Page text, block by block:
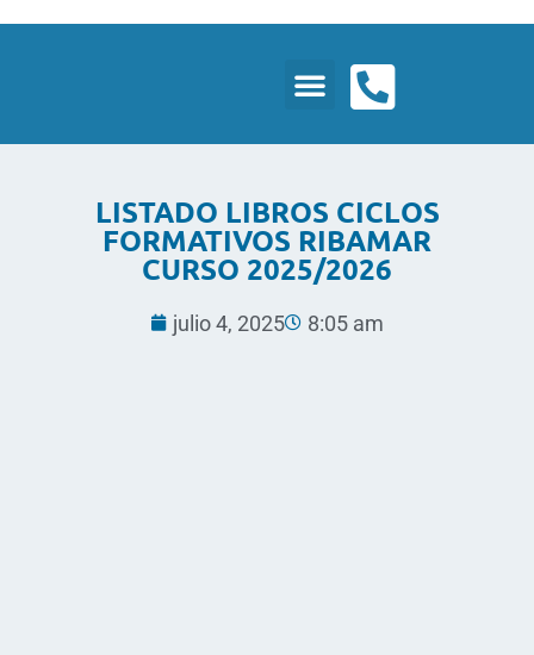
LISTADO LIBROS CICLOS
FORMATIVOS RIBAMAR
CURSO 2025/2026
julio 4, 2025 8:05 am